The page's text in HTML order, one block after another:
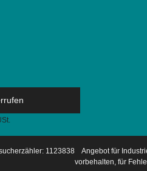
1123838
Angebot für
vorbehalten, für